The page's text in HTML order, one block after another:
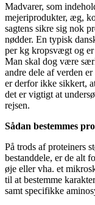
Madvarer, som
mejeriprodukter, æg,
sagtens sikre sig nok
nødder. En typisk
per kg kropsvægt og er
Man skal dog være
andre dele af verden
er derfor ikke sikkert,
det er vigtigt at
rejsen.
Sådan bestemmes
På trods af proteiners
bestanddele, er de alt
øje eller vha. et
til at bestemme
samt specifikke